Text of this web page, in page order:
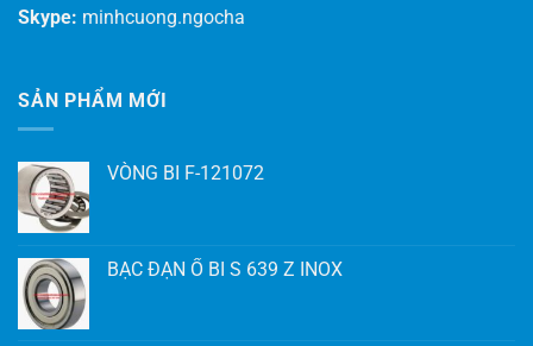
Skype: minhcuong.ngocha
SẢN PHẨM MỚI
VÒNG BI F-121072
BẠC ĐẠN Ổ BI S 639 Z INOX